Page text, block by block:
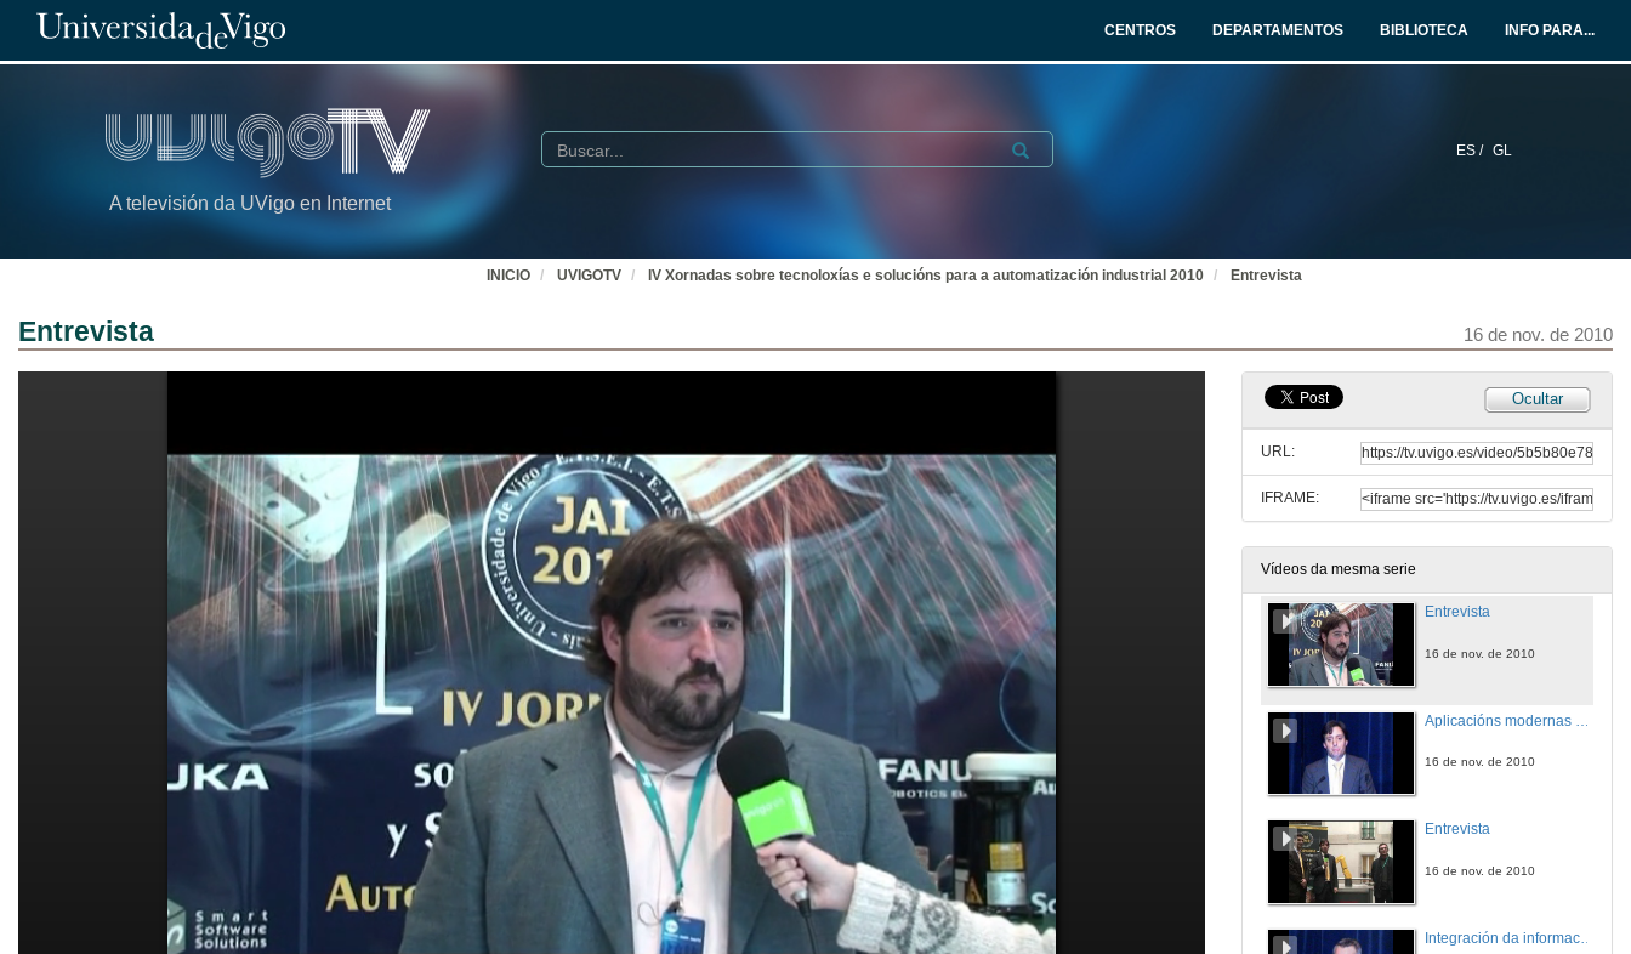
CENTROS DEPARTAMENTOS BIBLIOTECA INFO PARA...
A televisión da UVigo en Internet
ES / GL
Buscar Submit
INICIO UVIGOTV IV Xornadas sobre tecnoloxías e solucións para a automatización industrial 2010 Entrevista
Entrevista 16 de nov. de 2010
Ocultar
URL:
IFRAME:
Vídeos da mesma serie
ISA: punto de encontro para o sector de automatización industrial
16 de nov. de 2010
Entrevista
Solucións para fabricantes de maquinaria
16 de nov. de 2010
Entrevista
16 de nov. de 2010
16 de nov. de 2010
Entrevista
16 de nov. de 2010